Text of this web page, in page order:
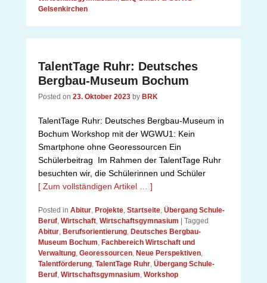
Gelsenkirchen
TalentTage Ruhr: Deutsches
Bergbau-Museum Bochum
Posted on 23. Oktober 2023 by BRK
TalentTage Ruhr: Deutsches Bergbau-Museum in
Bochum Workshop mit der WGWU1: Kein
Smartphone ohne Georessourcen Ein
Schülerbeitrag Im Rahmen der TalentTage Ruhr
besuchten wir, die Schülerinnen und Schüler
[ Zum vollständigen Artikel … ]
Posted in Abitur, Projekte, Startseite, Übergang Schule-
Beruf, Wirtschaft, Wirtschaftsgymnasium
Tagged
Abitur, Berufsorientierung, Deutsches Bergbau-
Museum Bochum, Fachbereich Wirtschaft und
Verwaltung, Georessourcen, Neue Perspektiven,
Talentförderung, TalentTage Ruhr, Übergang Schule-
Beruf, Wirtschaftsgymnasium, Workshop